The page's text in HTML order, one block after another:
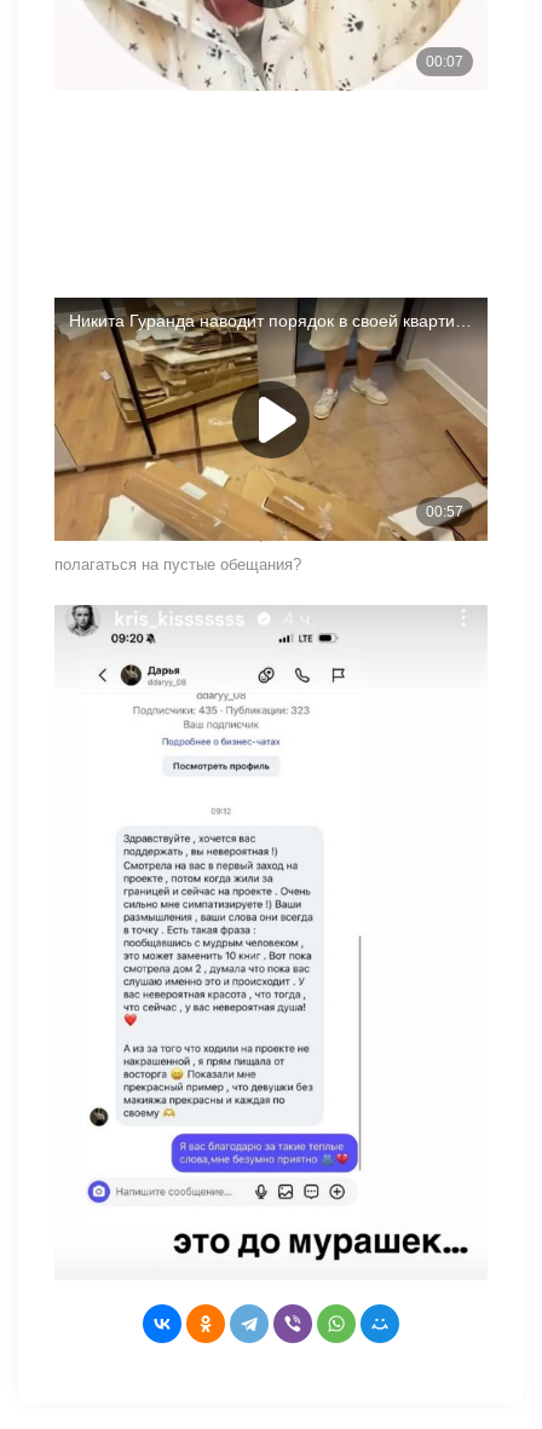
недостаточно. Душевно поговорить ей так и не удалось.
Лясковец мечтала о славе на телестройке, о поездке в
Китай или остании на телешоу в качестве ведущей. Она
участвовала в конкурсе, надеясь на победу, но сейчас
разочарована. Гуранда рад тому, что его не цепляют
участники и ведущие реалити-шоу, делает ремонт в
квартире и проводит время со своим лучшим другом
Никитой Внуковым. Может быть, проще принять ситуацию
такой, какая она есть, не строить себе иллюзий и не
полагаться на пустые обещания?